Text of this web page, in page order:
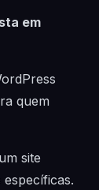
em
quem
site